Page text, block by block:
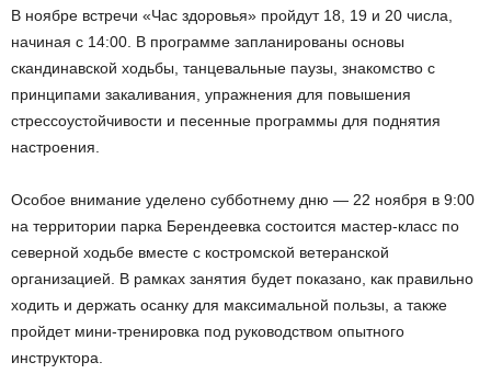
В ноябре встречи «Час здоровья» пройдут 18, 19 и 20 числа,
начиная с 14:00. В программе запланированы основы
скандинавской ходьбы, танцевальные паузы, знакомство с
принципами закаливания, упражнения для повышения
стрессоустойчивости и песенные программы для поднятия
настроения.
Особое внимание уделено субботнему дню — 22 ноября в 9:00
на территории парка Берендеевка состоится мастер-класс по
северной ходьбе вместе с костромской ветеранской
организацией. В рамках занятия будет показано, как правильно
ходить и держать осанку для максимальной пользы, а также
пройдет мини-тренировка под руководством опытного
инструктора.